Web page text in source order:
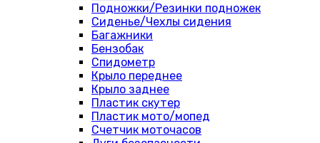
Подножки/Резинки подножек
Сиденье/Чехлы сидения
Багажники
Бензобак
Спидометр
Крыло переднее
Крыло заднее
Пластик скутер
Пластик мото/мопед
Счетчик моточасов